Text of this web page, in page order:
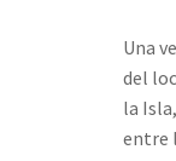
Una
del
la
entre